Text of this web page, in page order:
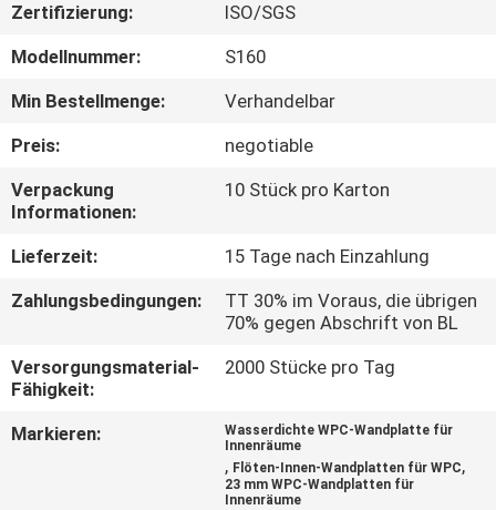
AUSFLUG
QUALITÄTSKONTROLLE
TRETEN
SIE
MIT
UNS
VERBINDUNG
FORDERN
Zertifizierung:
ISO/SGS
Modellnummer:
S160
Min Bestellmenge:
Verhandelbar
Preis:
negotiable
Verpackung
Informationen:
10 Stück pro Karton
Lieferzeit:
15 Tage nach Einzahlung
Zahlungsbedingungen:
TT 30% im Voraus, die übrigen
70% gegen Abschrift von BL
Versorgungsmaterial-
Fähigkeit:
2000 Stücke pro Tag
Markieren:
Wasserdichte WPC-Wandplatte für
Innenräume
, Flöten-Innen-Wandplatten für WPC,
23 mm WPC-Wandplatten für
Innenräume